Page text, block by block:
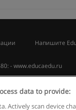
Напишите
- www.educaedu.ru
data to provide:
Actively scan device